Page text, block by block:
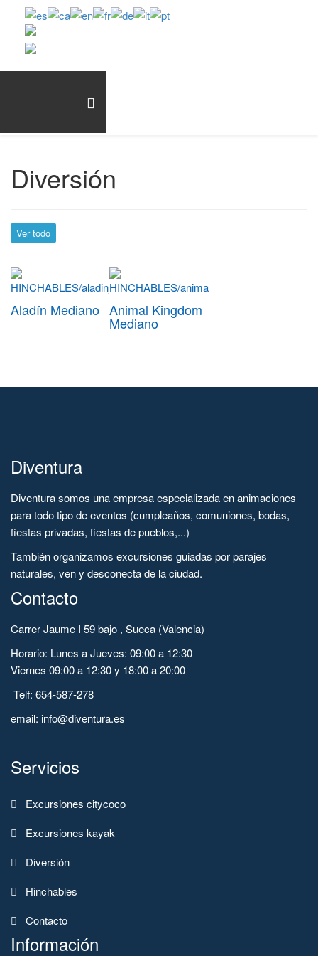
Diversión
Ver todo
Aladín Mediano Animal Kingdom
Mediano
Diventura
Diventura somos una empresa especializada en animaciones
para todo tipo de eventos (cumpleaños, comuniones, bodas,
fiestas privadas, fiestas de pueblos,...)
También organizamos excursiones guiadas por parajes
naturales, ven y desconecta de la ciudad.
Contacto
Carrer Jaume I 59 bajo , Sueca (Valencia)
Horario: Lunes a Jueves: 09:00 a 12:30
Viernes 09:00 a 12:30 y 18:00 a 20:00
Telf: 654-587-278
email: info@diventura.es
Servicios
Excursiones citycoco
Excursiones kayak
Diversión
Hinchables
Contacto
Información